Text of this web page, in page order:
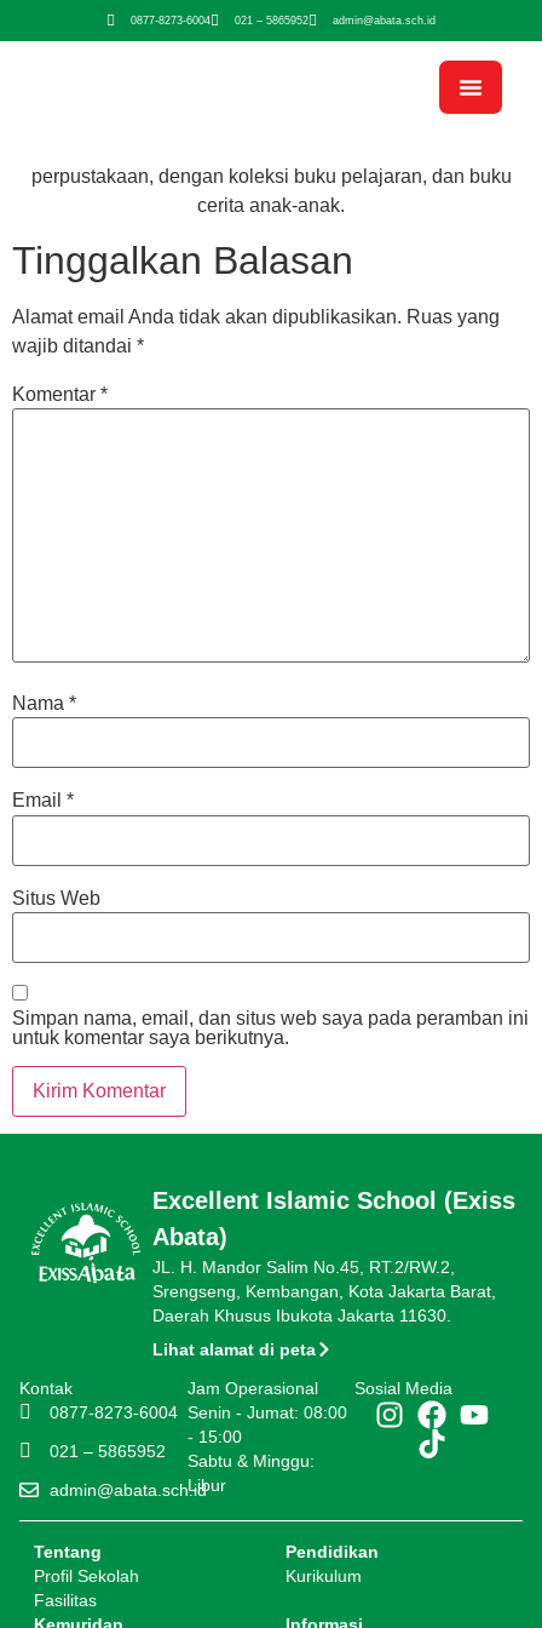
0877-8273-6004 021 – 5865952 admin@abata.sch.id
perpustakaan, dengan koleksi buku pelajaran, dan buku
cerita anak-anak.
Tinggalkan Balasan
Alamat email Anda tidak akan dipublikasikan. Ruas yang
wajib ditandai *
Komentar *
Nama *
Email *
Situs Web
Simpan nama, email, dan situs web saya pada peramban ini
untuk komentar saya berikutnya.
Excellent Islamic School (Exiss
Abata)
JL. H. Mandor Salim No.45, RT.2/RW.2,
Srengseng, Kembangan, Kota Jakarta Barat,
Daerah Khusus Ibukota Jakarta 11630.
Lihat alamat di peta
Kontak
0877-8273-6004
021 – 5865952
admin@abata.sch.id
Jam Operasional
Senin - Jumat: 08:00
- 15:00
Sabtu & Minggu:
Libur
Sosial Media
Tentang
Profil Sekolah
Fasilitas
Pendidikan
Kurikulum